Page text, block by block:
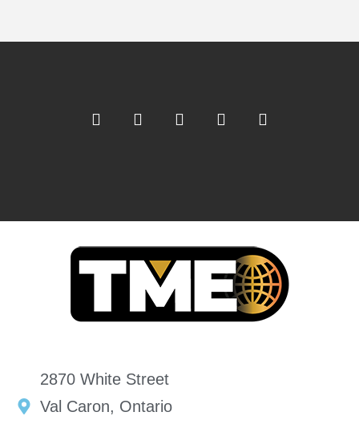
2870 White Street
Val Caron, Ontario